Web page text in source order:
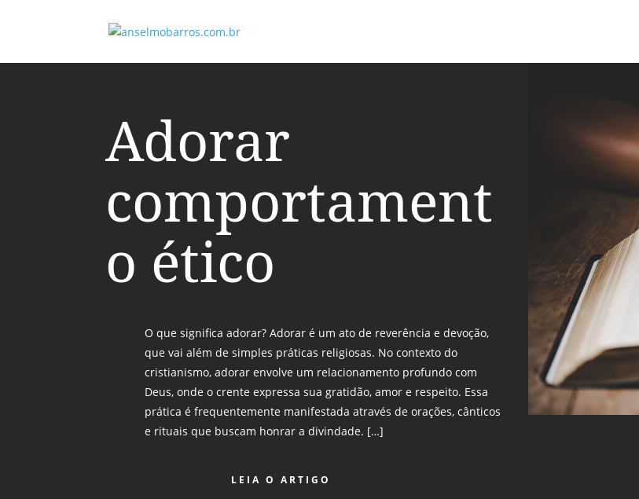
Adorar
comportament
o ético
O que significa adorar? Adorar é um ato de reverência e devoção,
que vai além de simples práticas religiosas. No contexto do
cristianismo, adorar envolve um relacionamento profundo com
Deus, onde o crente expressa sua gratidão, amor e respeito. Essa
prática é frequentemente manifestada através de orações, cânticos
e rituais que buscam honrar a divindade. […]
LEIA O ARTIGO